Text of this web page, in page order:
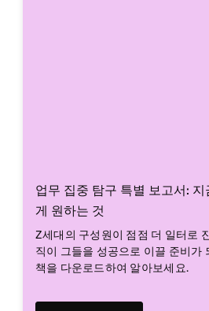
업무 집중 탐구 특별 보고서:
게 원하는 것
Z세대의 구성원이 점점 더 일터로
직이 그들을 성공으로 이끌 준비가
책을 다운로드하여 알아보세요.